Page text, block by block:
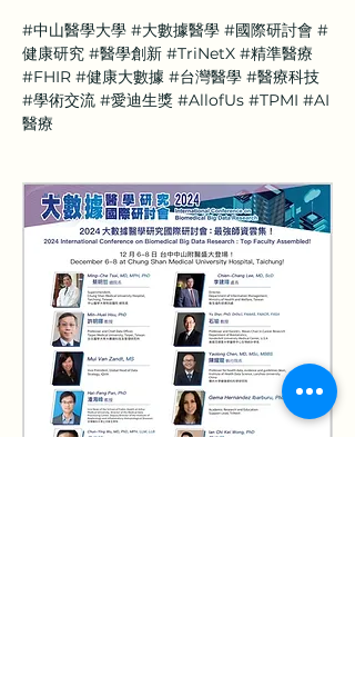
#中山醫學大學 #大數據醫學 #國際研討會 #
健康研究 #醫學創新 #TriNetX #精準醫療
#FHIR #健康大數據 #台灣醫學 #醫療科技
#學術交流 #愛迪生獎 #AllofUs #TPMI #AI
醫療